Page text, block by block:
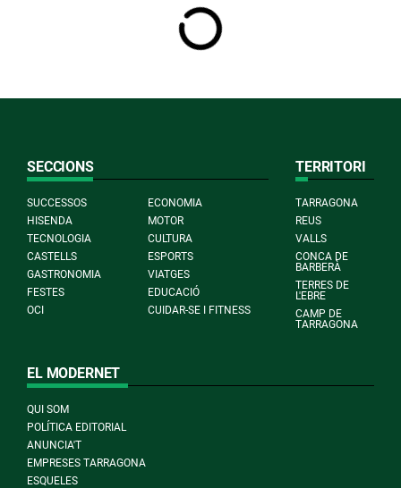
SECCIONS
SUCCESSOS
ECONOMIA
HISENDA
MOTOR
TECNOLOGIA
CULTURA
CASTELLS
ESPORTS
GASTRONOMIA
VIATGES
FESTES
EDUCACIÓ
OCI
CUIDAR-SE I FITNESS
TERRITORI
TARRAGONA
REUS
VALLS
CONCA DE
BARBERÀ
TERRES DE
L'EBRE
CAMP DE
TARRAGONA
EL MODERNET
QUI SOM
POLÍTICA EDITORIAL
ANUNCIA'T
EMPRESES TARRAGONA
ESQUELES